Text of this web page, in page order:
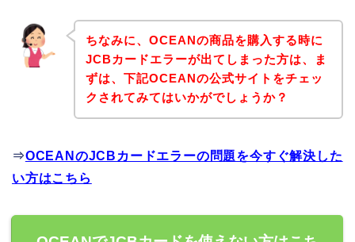
ちなみに、OCEANの商品を購入する時に
JCBカードエラーが出てしまった方は、ま
ずは、下記OCEANの公式サイトをチェッ
クされてみてはいかがでしょうか？
⇒OCEANのJCBカードエラーの問題を今すぐ解決した
い方はこちら